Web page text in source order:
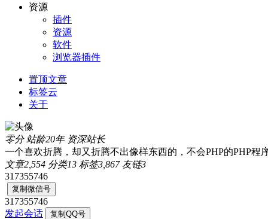
资源
插件
资源
软件
浏览器插件
置顶文章
标签云
关于
零分 站龄20年 资深站长
一个喜欢折腾，却又折腾不出像样东西的，不会PHP的PHP程
文章2,554 分类13 标签3,867 友链3
317355746
复制微信号
317355746
发起会话
复制QQ号